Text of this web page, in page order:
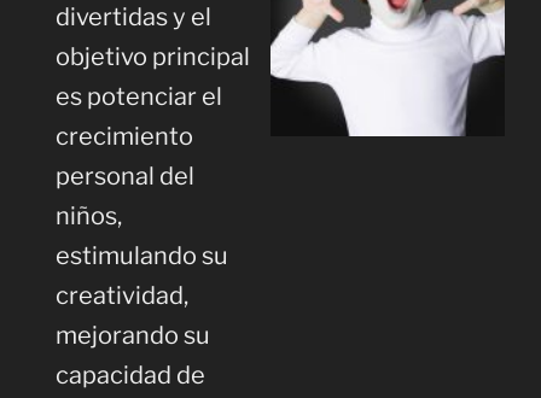
divertidas y el
objetivo principal
es potenciar el
crecimiento
personal del
niños,
estimulando su
creatividad,
mejorando su
capacidad de